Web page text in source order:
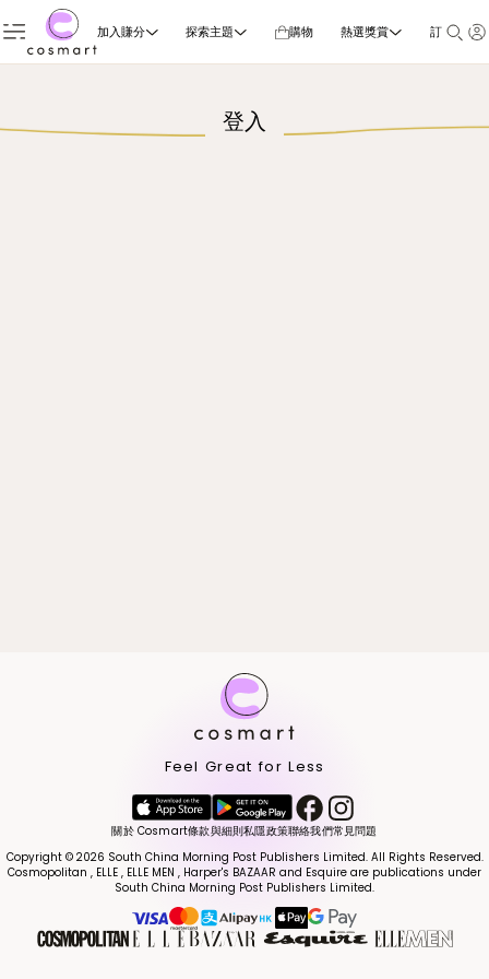
加入賺分 探索主題 購物 熱選獎賞 訂閱雜誌
登入
Feel Great for Less
關於 Cosmart條款與細則私隱政策聯絡我們常見問題
Copyright © 2026 South China Morning Post Publishers Limited. All Rights Reserved.
Cosmopolitan , ELLE , ELLE MEN , Harper's BAZAAR and Esquire are publications under
South China Morning Post Publishers Limited.